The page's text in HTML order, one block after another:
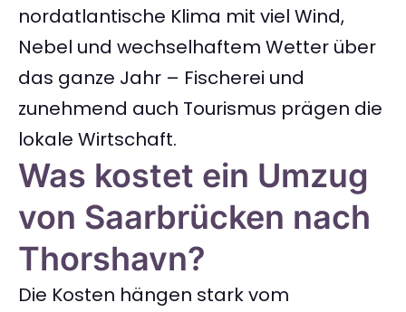
nordatlantische Klima mit viel Wind,
Nebel und wechselhaftem Wetter über
das ganze Jahr – Fischerei und
zunehmend auch Tourismus prägen die
lokale Wirtschaft.
Was kostet ein Umzug
von Saarbrücken nach
Thorshavn?
Die Kosten hängen stark vom